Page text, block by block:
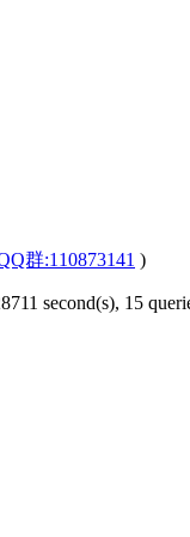
群:110873141 )
second(s), 15